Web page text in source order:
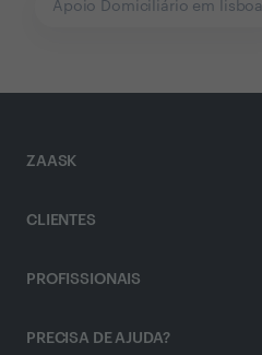
Apoio Domiciliário em lisboa
ZAASK
CLIENTES
PROFISSIONAIS
PRECISA DE AJUDA?